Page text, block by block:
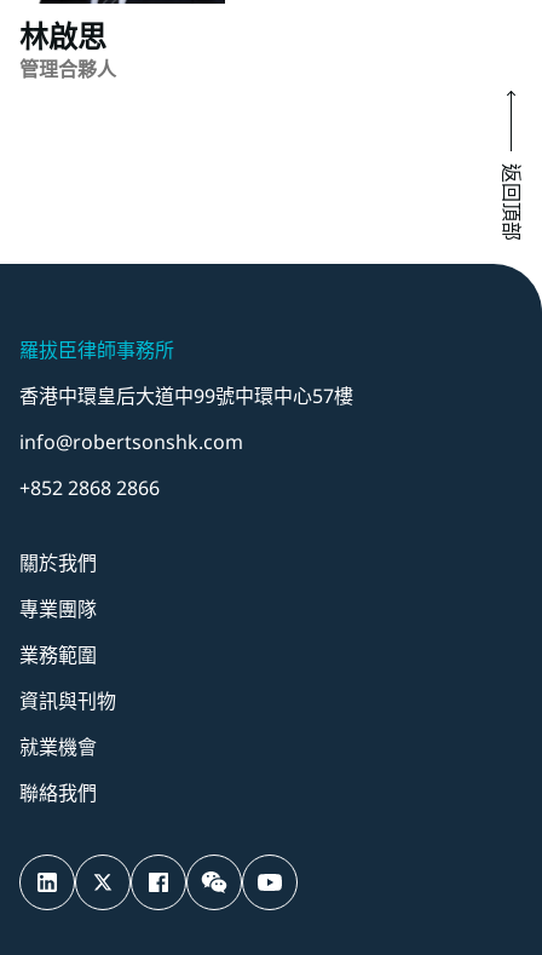
林啟思
管理合夥人
返回頂部
關於我們
專業團隊
業務範圍
資訊與刊物
就業機會
聯絡我們
羅拔臣律師事務所
香港中環皇后大道中99號中環中心57樓
info@robertsonshk.com
+852 2868 2866